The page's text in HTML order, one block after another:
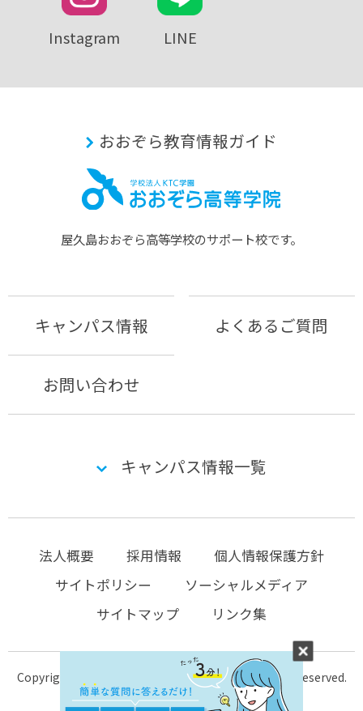
Instagram LINE
おおぞら教育情報ガイド
屋久島おおぞら⾼等学校のサポート校です。
キャンパス情報 よくあるご質問
お問い合わせ
キャンパス情報一覧
法人概要 採用情報
個人情報保護方針
サイトポリシー
ソーシャルメディア
サイトマップ
リンク集
Copyright © 2004-2026 KTC-school.com All Rights Reserved.